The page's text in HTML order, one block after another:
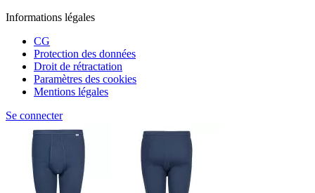
Informations légales
CG
Protection des données
Droit de rétractation
Paramètres des cookies
Mentions légales
Se connecter